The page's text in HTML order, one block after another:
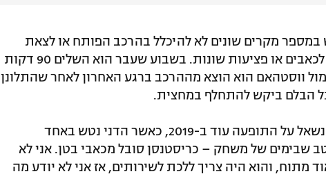
מקרים שונים לא להיכלל בהרכב הפותח או לצאת
בחילוף באמצע משחק בשל טענות לכאבים או פציעות שונות. בשבוע שעבר הוא השלים 90 דקות
ווסטהאם הוא הוצא מההרכב ברגע האחרון לאחר שהתלונן
מאמן צ'לסי לשעבר מאוריציו סארי נשאל על התופעה עוד ב-2019, כאשר הדני נטש באחד
שבימים של משחק – כריסטנסן סובל מכאבי בטן. אני לא
מתוח, והוא היה צריך ללכת לשירותים, אז אני לא יודע מה